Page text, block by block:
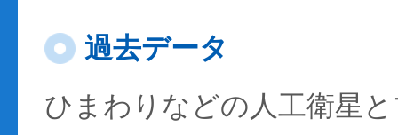
過去データ
ひまわりなどの人工衛星